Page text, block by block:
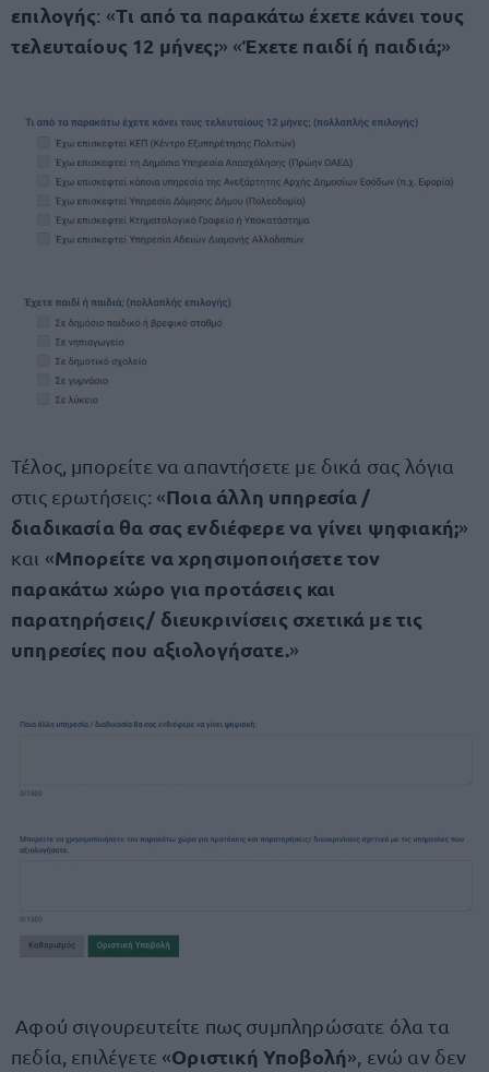
επιλογής: «Τι από τα παρακάτω έχετε κάνει τους
τελευταίους 12 μήνες;» «Έχετε παιδί ή παιδιά;»
Τέλος, μπορείτε να απαντήσετε με δικά σας λόγια
στις ερωτήσεις: «Ποια άλλη υπηρεσία /
διαδικασία θα σας ενδιέφερε να γίνει ψηφιακή;»
και «Μπορείτε να χρησιμοποιήσετε τον
παρακάτω χώρο για προτάσεις και
παρατηρήσεις/ διευκρινίσεις σχετικά με τις
υπηρεσίες που αξιολογήσατε.»
Αφού σιγουρευτείτε πως συμπληρώσατε όλα τα
πεδία, επιλέγετε «Οριστική Υποβολή», ενώ αν δεν